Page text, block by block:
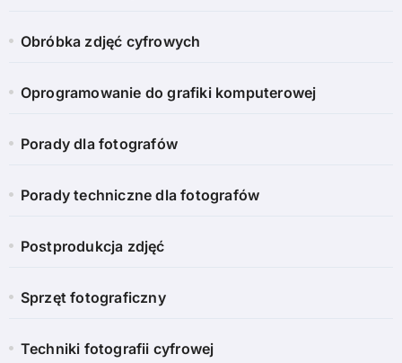
Obróbka zdjęć cyfrowych
Oprogramowanie do grafiki komputerowej
Porady dla fotografów
Porady techniczne dla fotografów
Postprodukcja zdjęć
Sprzęt fotograficzny
Techniki fotografii cyfrowej